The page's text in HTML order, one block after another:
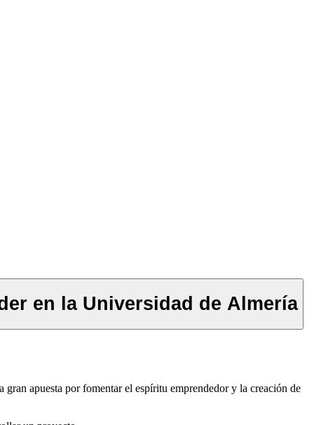
en la Universidad de Almería
apuesta por fomentar el espíritu emprendedor y la creación de